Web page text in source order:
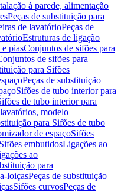
à parede, alimentação
Peças de substituição para
de lavatórioPeças de
Estruturas de ligação
piasConjuntos de sifões para
de sifões para
para Sifões
Peças de substituição
Sifões de tubo interior para
de tubo interior para
modelo
para Sifões de tubo
de espaçoSifões
embutidosLigações ao
ao
para
loiçasPeças de substituição
Sifões curvosPeças de